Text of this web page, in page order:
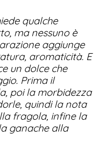
qualche
ma nessuno è
aggiunge
aromaticità. E
un dolce che
Prima il
poi la morbidezza
quindi la nota
fragola, infine la
ganache alla